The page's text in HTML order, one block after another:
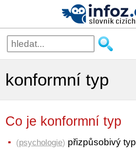
konformní typ
Co je konformní typ
(psychologie) přizpůsobivý typ